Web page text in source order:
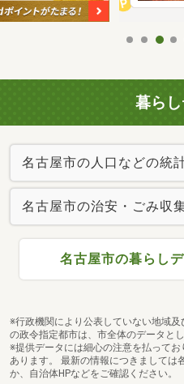
暮ら
名古屋市の人口などの統
名古屋市の治安・ごみ収
名古屋市の暮らし
※行政機関により公表していない地域
の政令指定都市は、市全体のデータと
※提供データには細心の注意を払って
あります。 最新の情報につきましては
か、自治体HPなどをご確認ください。